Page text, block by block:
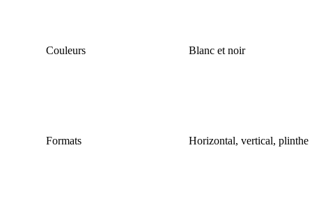
Couleurs Blanc et noir
Formats Horizontal, vertical, plinthe